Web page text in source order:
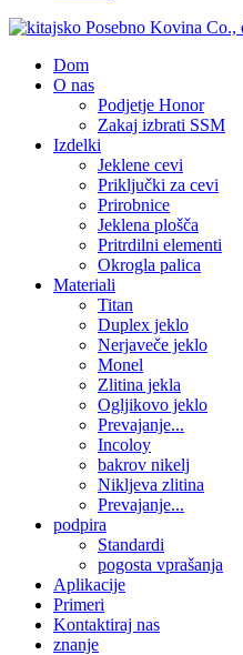
Dom
O nas
Podjetje Honor
Zakaj izbrati SSM
Izdelki
Jeklene cevi
Priključki za cevi
Prirobnice
Jeklena plošča
Pritrdilni elementi
Okrogla palica
Materiali
Titan
Duplex jeklo
Nerjaveče jeklo
Monel
Zlitina jekla
Ogljikovo jeklo
Prevajanje...
Incoloy
bakrov nikelj
Nikljeva zlitina
Prevajanje...
podpira
Standardi
pogosta vprašanja
Aplikacije
Primeri
Kontaktiraj nas
znanje